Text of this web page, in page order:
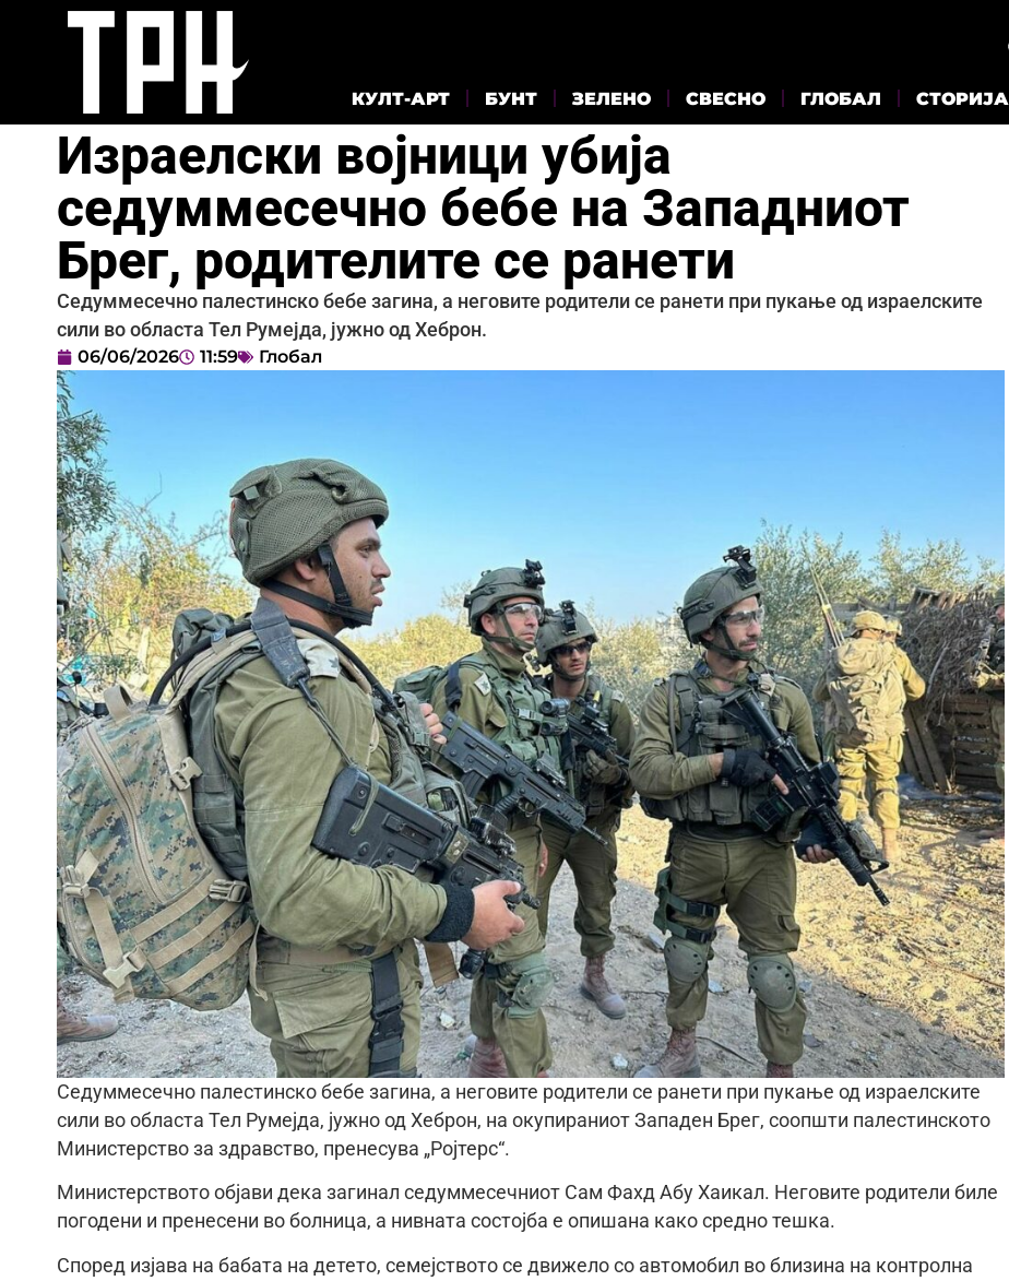
КУЛТ-АРТ БУНТ ЗЕЛЕНО СВЕСНО ГЛОБАЛ СТОРИЈА
Израелски војници убија
седуммесечно бебе на Западниот
Брег, родителите се ранети
Седуммесечно палестинско бебе загина, а неговите родители се ранети при пукање од израелските
сили во областа Тел Румејда, јужно од Хеброн.
06/06/2026 11:59 Глобал
Седуммесечно палестинско бебе загина, а неговите родители се ранети при пукање од израелските
сили во областа Тел Румејда, јужно од Хеброн, на окупираниот Западен Брег, соопшти палестинското
Министерство за здравство, пренесува „Ројтерс“.
Министерството објави дека загинал седуммесечниот Сам Фахд Абу Хаикал. Неговите родители биле
погодени и пренесени во болница, а нивната состојба е опишана како средно тешка.
Според изјава на бабата на детето, семејството се движело со автомобил во близина на контролна